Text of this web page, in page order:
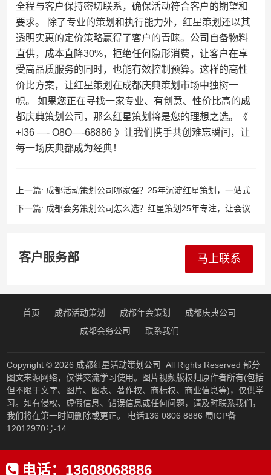
全程与客户保持密切联系，确保活动符合客户的期望和
要求。 除了专业的策划和执行能力外，红星策划还以其
透明实惠的定价策略赢得了客户的青睐。公司自备物料
直供，成本直降30%，拒绝任何隐形消费，让客户在享
受高品质服务的同时，也能有效控制预算。这样的高性
价比方案，让红星策划在成都庆典策划市场中独树一
帜。 如果您正在寻找一家专业、有创意、性价比高的成
都庆典策划公司，那么红星策划将是您的理想之选。《
+l36 —- O8O—-68886 》让我们携手共创难忘瞬间，让
每一场庆典都成为经典！
上一篇: 成都活动策划公司哪家强？25年沉淀红星策划，一站式
全案服务助力企业腾飞！
下一篇: 成都会务策划公司怎么选？红星策划25年专注，让会议
客户服务部 马上联系
首页 成都活动策划 成都年会策划
成都庆典公司
成都会务公司
联系我们
Copyright © 2026 成都红星活动策划公司 All Rights Reserved 部分
图文来源网络，仅供交流学习使用。图片视频版权归原作者所有(包括
但不限于文字、图片、图表、著作权、商标权、商业信息等)，仅供学
习。如有侵权、虚假信息、错误信息或任何问题，请及时联系我们，
我们将在第一时间删除或更正。 电话136 0806 8886 蜀ICP备
12012970号-14
电话： 13608068886